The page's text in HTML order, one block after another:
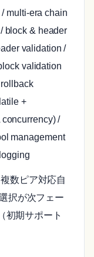
multi-era chain
block & header
validation /
validation
+
/
management
数ピア対応自
択が次フェー
初期サポート